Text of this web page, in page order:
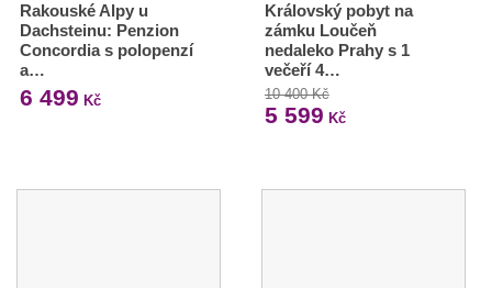
Rakouské Alpy u
Dachsteinu: Penzion
Concordia s polopenzí
a…
6 499 Kč
Královský pobyt na
zámku Loučeň
nedaleko Prahy s 1
večeří 4…
10 400 Kč
5 599 Kč